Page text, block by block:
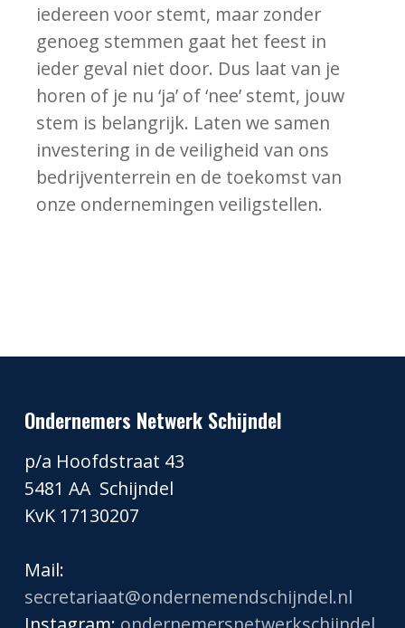
iedereen voor stemt, maar zonder
genoeg stemmen gaat het feest in
ieder geval niet door. Dus laat van je
horen of je nu ‘ja’ of ‘nee’ stemt, jouw
stem is belangrijk. Laten we samen
investering in de veiligheid van ons
bedrijventerrein en de toekomst van
onze ondernemingen veiligstellen.
Ondernemers Netwerk Schijndel
p/a Hoofdstraat 43
5481 AA Schijndel
KvK 17130207
Mail:
secretariaat@ondernemendschijndel.nl